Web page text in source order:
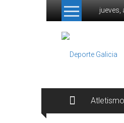
Skip to content
jueves,
Atletismo